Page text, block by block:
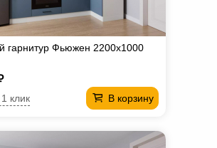
гарнитур Фьюжен 2200х1000
В корзину
клик